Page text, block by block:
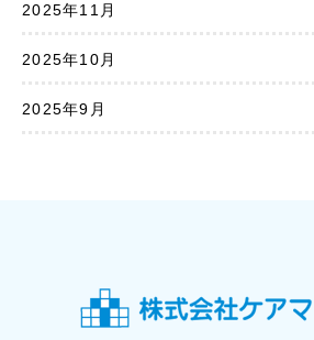
2025年11月
2025年10月
2025年9月